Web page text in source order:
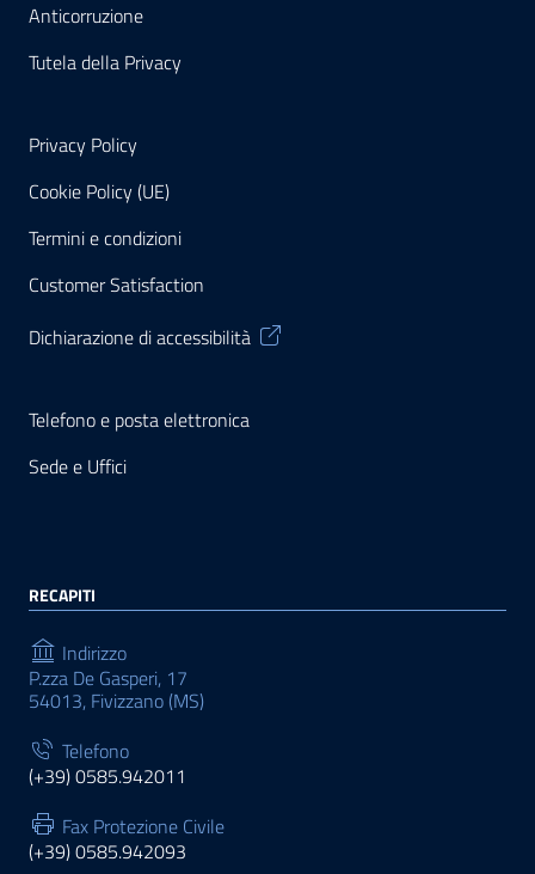
Anticorruzione
Tutela della Privacy
Privacy Policy
Cookie Policy (UE)
Termini e condizioni
Customer Satisfaction
Dichiarazione di accessibilità
Telefono e posta elettronica
Sede e Uffici
RECAPITI
Indirizzo
P.zza De Gasperi, 17
54013, Fivizzano (MS)
Telefono
(+39) 0585.942011
Fax Protezione Civile
(+39) 0585.942093